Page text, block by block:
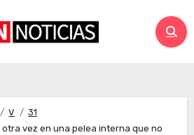
V
31
otra vez en una pelea interna que no